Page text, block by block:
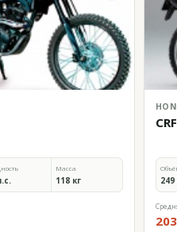
Масса
118 кг 249